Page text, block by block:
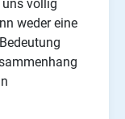
uns völlig
weder eine